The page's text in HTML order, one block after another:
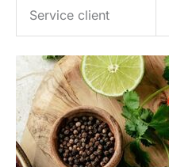
Service client